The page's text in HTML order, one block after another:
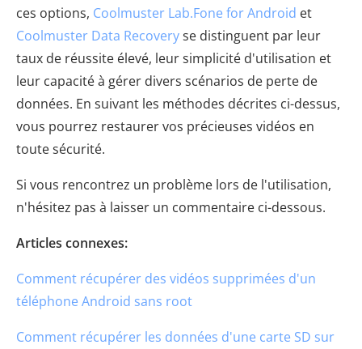
ces options, Coolmuster Lab.Fone for Android et
Coolmuster Data Recoveryse distinguent par leur
taux de réussite élevé, leur simplicité d'utilisation et
leur capacité à gérer divers scénarios de perte de
données. En suivant les méthodes décrites ci-dessus,
vous pourrez restaurer vos précieuses vidéos en
toute sécurité.
Si vous rencontrez un problème lors de l'utilisation,
n'hésitez pas à laisser un commentaire ci-dessous.
Articles connexes:
Comment récupérer des vidéos supprimées d'un
téléphone Android sans root
Comment récupérer les données d'une carte SD sur